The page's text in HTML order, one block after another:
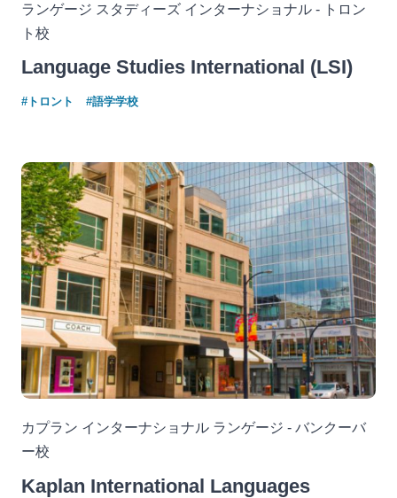
ランゲージ スタディーズ インターナショナル - トロン
ト校
Language Studies International (LSI)
#トロント #語学学校
カプラン インターナショナル ランゲージ - バンクーバ
ー校
Kaplan International Languages